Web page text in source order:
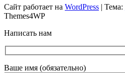
Сайт работает на WordPress | Тема:
Themes4WP
Написать нам
Ваше имя (обязательно)